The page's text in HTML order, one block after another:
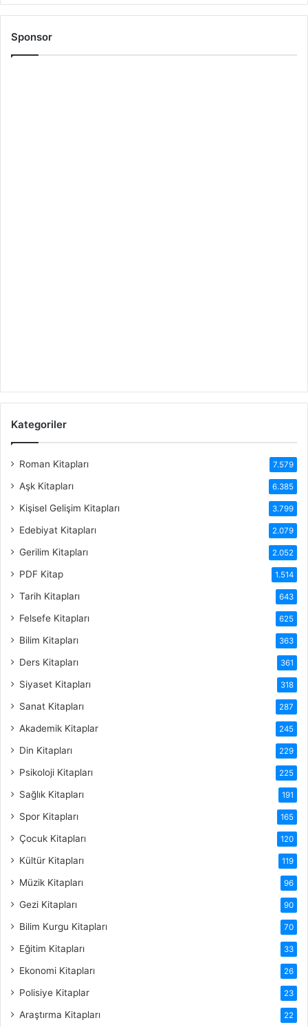
Sponsor
Kategoriler
Roman Kitapları 7.579
Aşk Kitapları 6.385
Kişisel Gelişim Kitapları 3.799
Edebiyat Kitapları 2.079
Gerilim Kitapları 2.052
PDF Kitap 1.514
Tarih Kitapları 643
Felsefe Kitapları 625
Bilim Kitapları 363
Ders Kitapları 361
Siyaset Kitapları 318
Sanat Kitapları 287
Akademik Kitaplar 245
Din Kitapları 229
Psikoloji Kitapları 225
Sağlık Kitapları 191
Spor Kitapları 165
Çocuk Kitapları 120
Kültür Kitapları 119
Müzik Kitapları 96
Gezi Kitapları 90
Bilim Kurgu Kitapları 70
Eğitim Kitapları 33
Ekonomi Kitapları 26
Polisiye Kitaplar 23
Araştırma Kitapları 22